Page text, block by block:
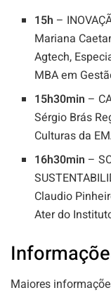
15h –
Mariana
Agtech,
MBA em
15h30min –
Sérgio Brás
Culturas da
16h30min –
Claudio
Ater do
Maiores